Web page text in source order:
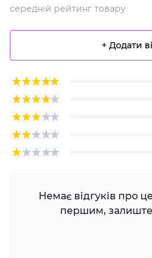
середній рейтинг товару
+ Додати
Немає відгуків про
першим, залиште